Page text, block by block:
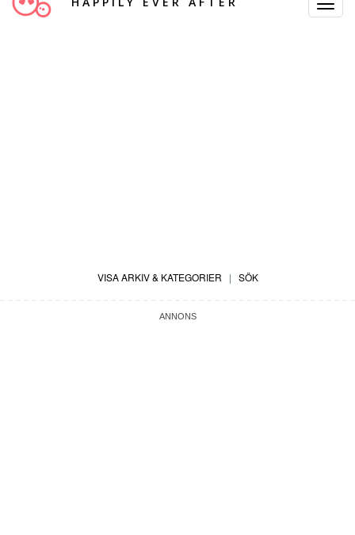
Toggle
VISA ARKIV & KATEGORIER | SÖK